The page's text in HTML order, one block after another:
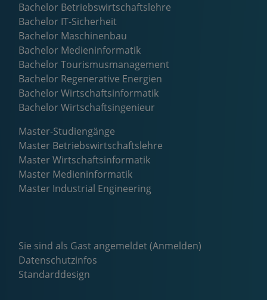
Bachelor Betriebswirtschaftslehre
Bachelor IT-Sicherheit
Bachelor Maschinenbau
Bachelor Medieninformatik
Bachelor Tourismusmanagement
Bachelor Regenerative Energien
Bachelor Wirtschaftsinformatik
Bachelor Wirtschaftsingenieur
Master-Studiengänge
Master Betriebswirtschaftslehre
Master Wirtschaftsinformatik
Master Medieninformatik
Master Industrial Engineering
Sie sind als Gast angemeldet (Anmelden)
Datenschutzinfos
Standarddesign